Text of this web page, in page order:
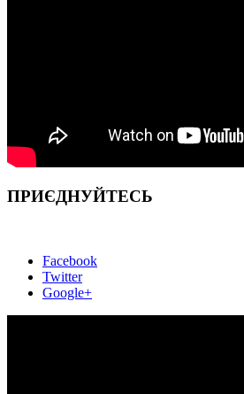
ПРИЄДНУЙТЕСЬ
Facebook
Twitter
Google+